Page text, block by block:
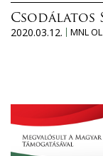
Csodálatos
2020.03.12.
MNL OL